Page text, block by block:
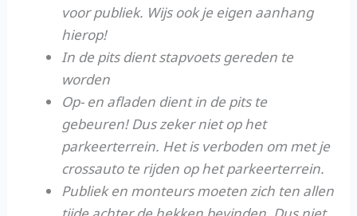
voor publiek. Wijs ook je eigen aanhang
hierop!
In de pits dient stapvoets gereden te
worden
Op- en afladen dient in de pits te
gebeuren! Dus zeker niet op het
parkeerterrein. Het is verboden om met je
crossauto te rijden op het parkeerterrein.
Publiek en monteurs moeten zich ten allen